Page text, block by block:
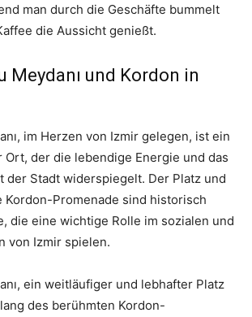
man durch die Geschäfte bummelt
die Aussicht genießt.
Meydanı und Kordon in
im Herzen von Izmir gelegen, ist ein
Ort, der die lebendige Energie und das
der Stadt widerspiegelt. Der Platz und
Kordon-Promenade sind historisch
die eine wichtige Rolle im sozialen und
von Izmir spielen.
ein weitläufiger und lebhafter Platz
des berühmten Kordon-